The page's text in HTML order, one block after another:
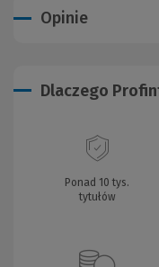
Opinie
Dlaczego
Ponad 10 tys.
tytułów